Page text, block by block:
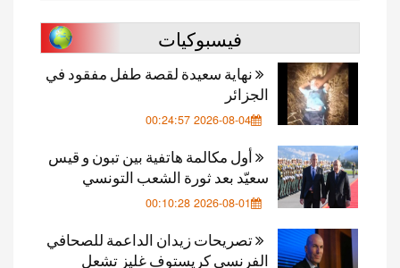
فيسبوكيات
نهاية سعيدة لقصة طفل مفقود في
الجزائر
2026-08-04 00:24:57
أول مكالمة هاتفية بين تبون و قيس
سعيّد بعد ثورة الشعب التونسي
2026-08-01 00:10:28
تصريحات زيدان الداعمة للصحافي
الفرنسي كريستوف غليز تشعل